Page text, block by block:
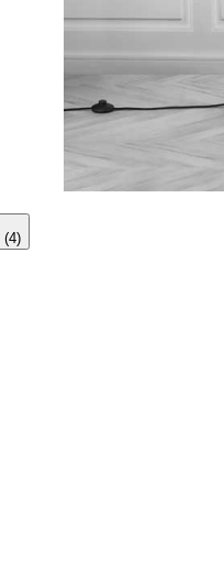
(4)